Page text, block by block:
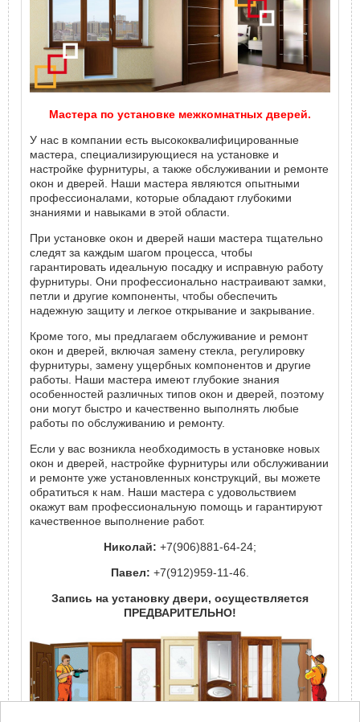
Мастера по установке межкомнатных дверей.
У нас в компании есть высококвалифицированные
мастера, специализирующиеся на установке и
настройке фурнитуры, а также обслуживании и ремонте
окон и дверей. Наши мастера являются опытными
профессионалами, которые обладают глубокими
знаниями и навыками в этой области.
При установке окон и дверей наши мастера тщательно
следят за каждым шагом процесса, чтобы
гарантировать идеальную посадку и исправную работу
фурнитуры. Они профессионально настраивают замки,
петли и другие компоненты, чтобы обеспечить
надежную защиту и легкое открывание и закрывание.
Кроме того, мы предлагаем обслуживание и ремонт
окон и дверей, включая замену стекла, регулировку
фурнитуры, замену ущербных компонентов и другие
работы. Наши мастера имеют глубокие знания
особенностей различных типов окон и дверей, поэтому
они могут быстро и качественно выполнять любые
работы по обслуживанию и ремонту.
Если у вас возникла необходимость в установке новых
окон и дверей, настройке фурнитуры или обслуживании
и ремонте уже установленных конструкций, вы можете
обратиться к нам. Наши мастера с удовольствием
окажут вам профессиональную помощь и гарантируют
качественное выполнение работ.
Николай: +7(906)881-64-24;
Павел: +7(912)959-11-46.
Запись на установку двери, осуществляется
ПРЕДВАРИТЕЛЬНО!